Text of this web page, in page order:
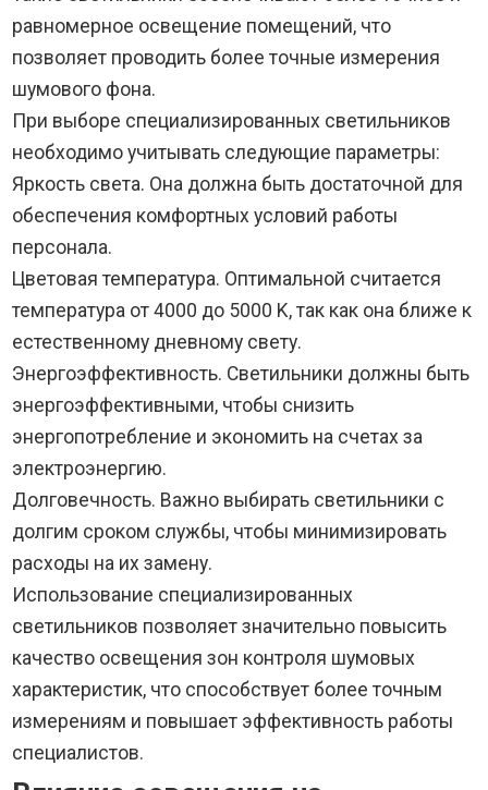
равномерное освещение помещений, что
позволяет проводить более точные измерения
шумового фона.
При выборе специализированных светильников
необходимо учитывать следующие параметры:
Яркость света. Она должна быть достаточной для
обеспечения комфортных условий работы
персонала.
Цветовая температура. Оптимальной считается
температура от 4000 до 5000 K, так как она ближе к
естественному дневному свету.
Энергоэффективность. Светильники должны быть
энергоэффективными, чтобы снизить
энергопотребление и экономить на счетах за
электроэнергию.
Долговечность. Важно выбирать светильники с
долгим сроком службы, чтобы минимизировать
расходы на их замену.
Использование специализированных
светильников позволяет значительно повысить
качество освещения зон контроля шумовых
характеристик, что способствует более точным
измерениям и повышает эффективность работы
специалистов.